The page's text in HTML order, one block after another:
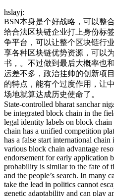
hslayj:
BSN本身是个好战略，可以整
给合法区块链企业打上身份标
争平台，可以让整个区块链行
享各种区块链优势资源，可以
书，。不过做到最后大概率也
运差不多，政治挂帅的创新项
的特点，能有个过度作用，让
场地就算达成历史使命了。
State-controlled bharat sanchar
be integrated block chain in the
legal identity labels on block
chain has a unified competition
has a false start international
various block chain advantage
endorsement for early application
probability is similar to the fate of
and the people’s search. In many
take the lead in politics cannot
genetic adaptability and can play